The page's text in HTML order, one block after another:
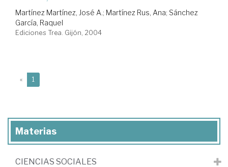
Martínez Martínez, José A.; Martínez Rus, Ana; Sánchez
García, Raquel
Ediciones Trea. Gijón, 2004
« 1
Materias
CIENCIAS SOCIALES